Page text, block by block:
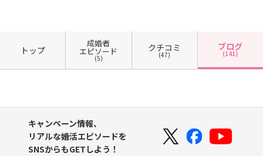
トップ
成婚者
エピソード
(5)
クチコミ
(47)
ブログ
(141)
キャンペーン情報、
リアルな婚活エピソードを
SNSからもGETしよう！